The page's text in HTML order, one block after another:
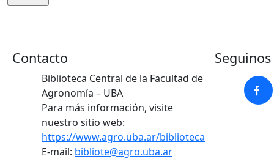
Contacto
Biblioteca Central de la Facultad de
Agronomía – UBA
Para más información, visite
nuestro sitio web:
https://www.agro.uba.ar/biblioteca
E-mail: bibliote@agro.uba.ar